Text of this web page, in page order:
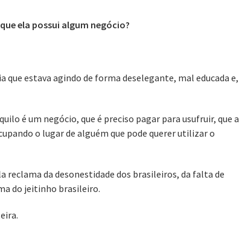
ela possui algum negócio?
estava agindo de forma deselegante, mal educada e,
é um negócio, que é preciso pagar para usufruir, que a
o lugar de alguém que pode querer utilizar o
reclama da desonestidade dos brasileiros, da falta de
do jeitinho brasileiro.